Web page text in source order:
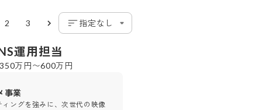
2 3 指定なし
運用担当
350万円〜600万円
事業
ングを強みに、次世代の映像